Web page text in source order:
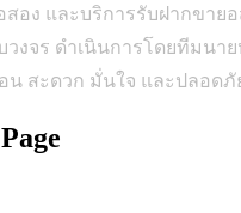
อง และบริการรับฝากขาย
วงจร ดำเนินการโดยทีมนา
น สะดวก มั่นใจ และปลอดภั